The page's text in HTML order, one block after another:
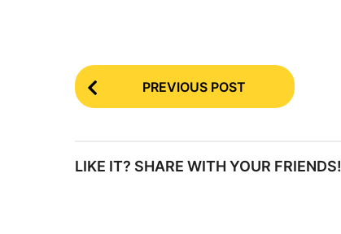
P
o
t
PREVIOUS POST
LIKE IT? SHARE WITH YOUR FRIENDS!